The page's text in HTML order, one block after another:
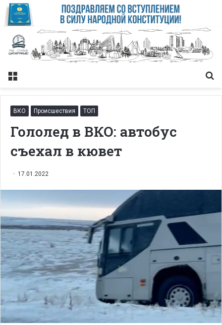
Меню
ВКО Происшествия ТОП
Гололед в ВКО: автобус
съехал в кювет
17.01.2022